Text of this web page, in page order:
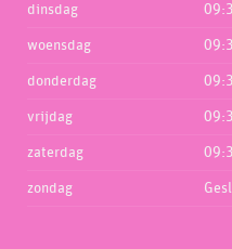
dinsdag
woensdag
donderdag
vrijdag
zaterdag
zondag